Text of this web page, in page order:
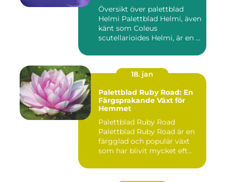
Översikt över palettblad
Helmi Palettblad Helmi, även
känt som Coleus
scutellarioides Helmi, är en ...
18. jan
Palettblad Ruby Road: En
Färgsprakande Växt för
Hemmet
Palettblad Ruby Road
Palettblad Ruby Road är en
färgglad och populär växt
som har blivit mycket eft...